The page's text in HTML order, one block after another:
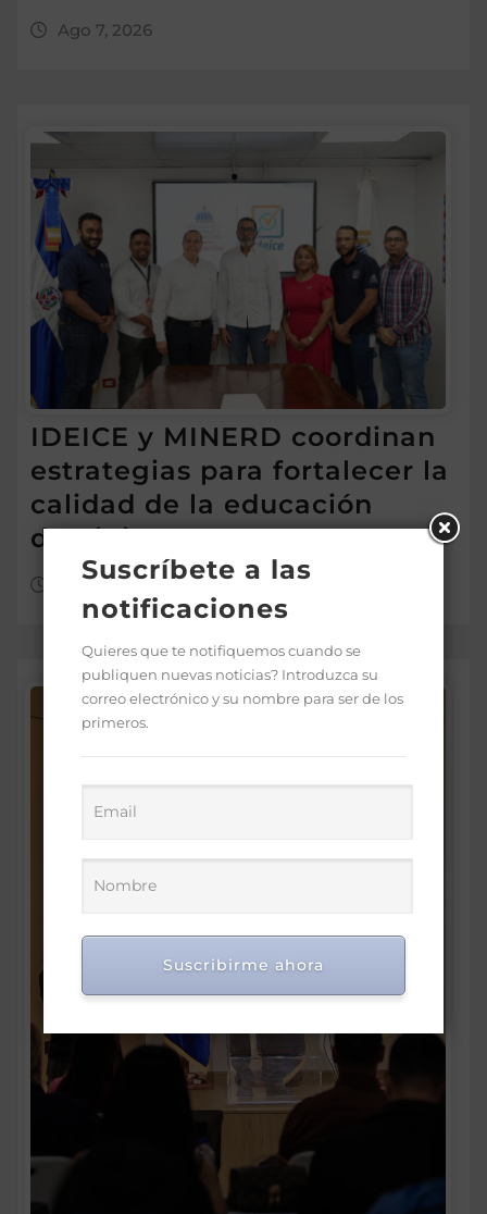
Ago 7, 2026
IDEICE y MINERD coordinan
estrategias para fortalecer la
calidad de la educación
dominicana
Ago 7, 2026
Suscríbete a las
notificaciones
Quieres que te notifiquemos cuando se
publiquen nuevas noticias? Introduzca su
correo electrónico y su nombre para ser de los
primeros.
Suscribirme ahora